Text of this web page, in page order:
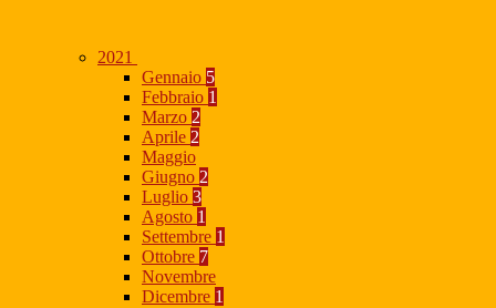
2021
Gennaio 5
Febbraio 1
Marzo 2
Aprile 2
Maggio
Giugno 2
Luglio 3
Agosto 1
Settembre 1
Ottobre 7
Novembre
Dicembre 1